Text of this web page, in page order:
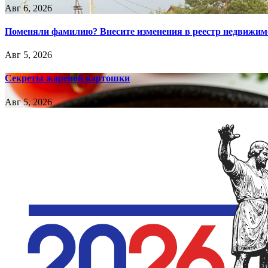
Авг 6, 2026
Поменяли фамилию? Внесите изменения в реестр
Авг 5, 2026
Секреты жареной картошки
Авг 5, 2026